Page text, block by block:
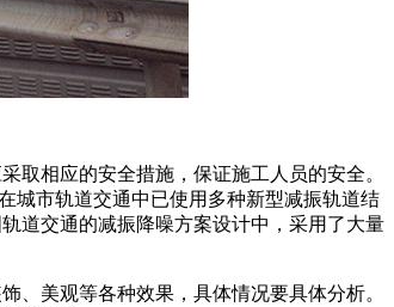
取相应的安全措施，保证施工人员的安全。
城市轨道交通中已使用多种新型减振轨道结
道交通的减振降噪方案设计中，采用了大量
、美观等各种效果，具体情况要具体分析。